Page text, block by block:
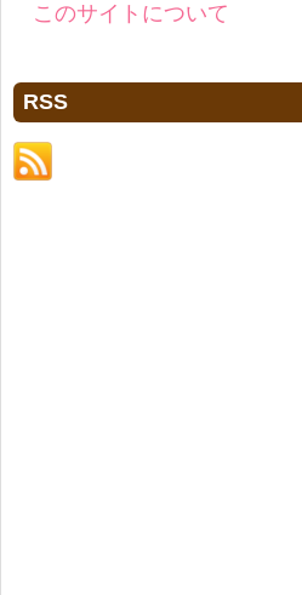
このサイトについて
RSS